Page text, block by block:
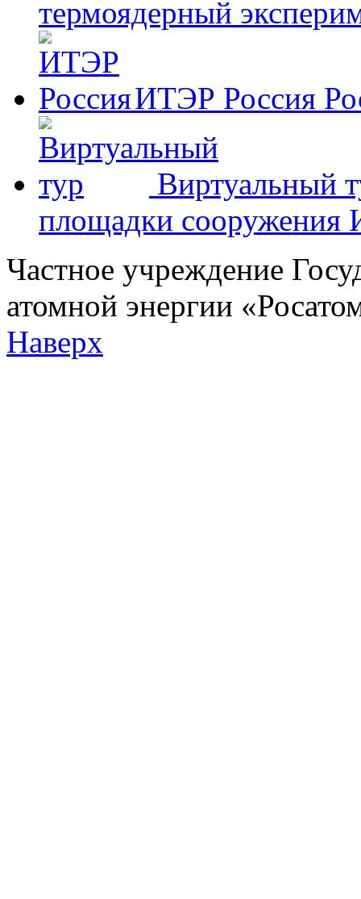
термоядерный
ИТЭР Россия
Виртуальный
площадки
Частное учреждение
атомной энергии
Наверх